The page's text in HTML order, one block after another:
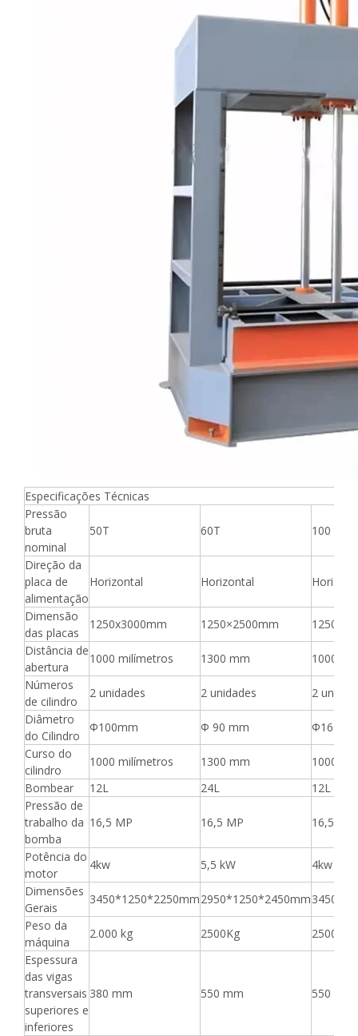
Especificações Técnicas
Pressão
bruta
nominal
50T 60T 100
Direção da
placa de
alimentação
Horizontal Horizontal
Dimensão
das placas
1250x3000mm 1250×2500mm
Distância de
abertura
1000 milímetros 1300 mm
1000
Números
de cilindro
2 unidades 2 unidades
2
Diâmetro
do Cilindro
Φ100mm Φ 90 mm
Curso do
cilindro
1000 milímetros 1300 mm
1000
Bombear
12L 24L
12L
Pressão de
trabalho da
bomba
16,5 MP 16,5 MP 16,5 MP
Potência do
motor
4kw 5,5 kW
4kw
Dimensões
Gerais
3450*1250*2250mm2950*1250*2450mm
Peso da
máquina
2.000 kg 2500Kg
2500kg
Espessura
das vigas
transversais
superiores e
inferiores
380 mm 550 mm 550 mm